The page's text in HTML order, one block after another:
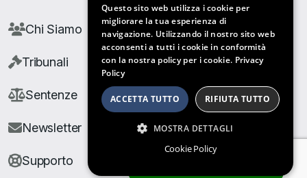
Chi Siamo
Tribunali
Sentenze
Newsletter
Supporto
Questo sito web utilizza i cookie per
migliorare la tua esperienza di
navigazione. Utilizzando il nostro sito web
acconsenti a tutti i cookie in conformità
con la nostra policy per i cookie. Privacy
Policy
ACCETTA TUTTO RIFIUTA TUTTO
MOSTRA DETTAGLI
Cookie Policy